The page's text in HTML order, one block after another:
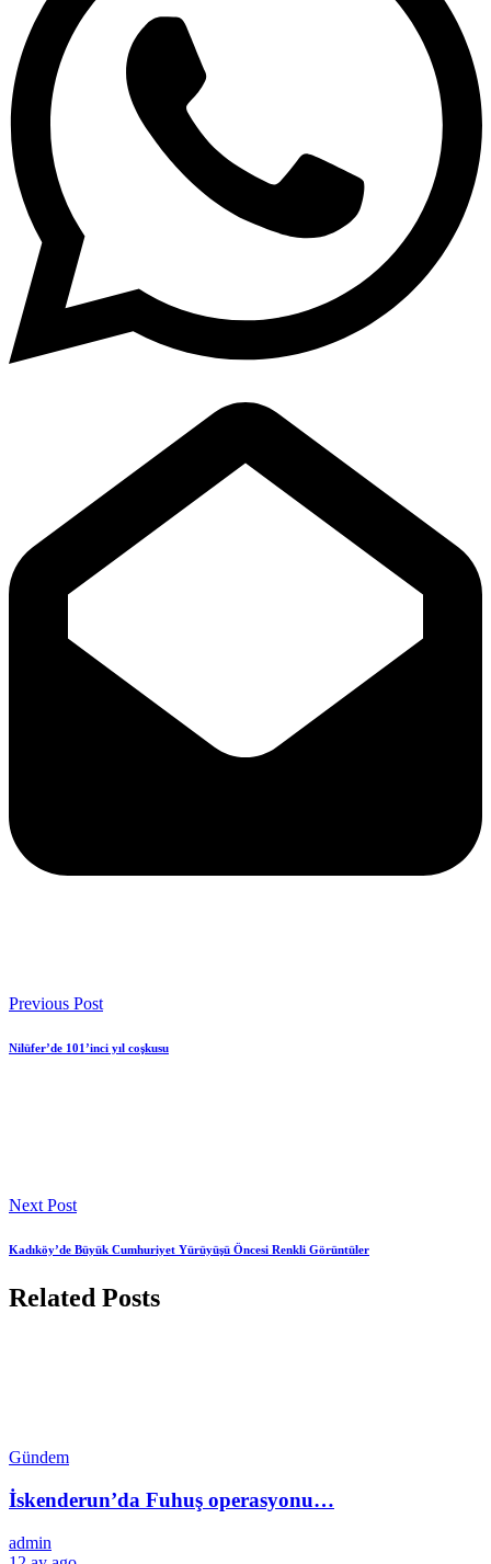
Previous Post
Nilüfer’de 101’inci yıl coşkusu
Next Post
Kadıköy’de Büyük Cumhuriyet Yürüyüşü Öncesi Renkli Görüntüler
Related Posts
Gündem
İskenderun’da Fuhuş operasyonu…
admin